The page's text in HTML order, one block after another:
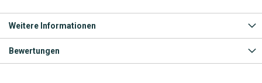
Weitere Informationen
Bewertungen